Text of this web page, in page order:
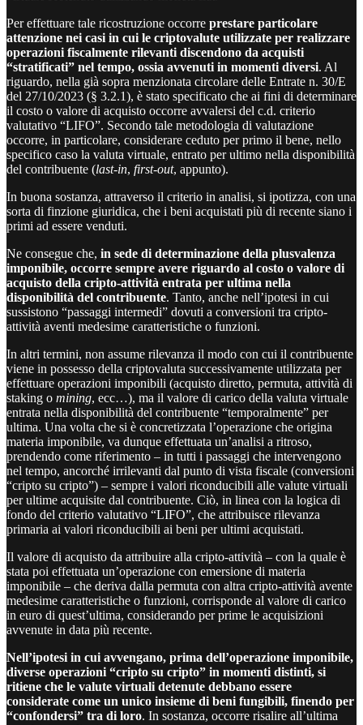
Per effettuare tale ricostruzione occorre prestare particolare
attenzione nei casi in cui le criptovalute utilizzate per realizzare
operazioni fiscalmente rilevanti discendono da acquisti
“stratificati” nel tempo, ossia avvenuti in momenti diversi. Al
riguardo, nella già sopra menzionata circolare delle Entrate n. 30/E
del 27/10/2023 (§ 3.2.1), è stato specificato che ai fini di determinare
il costo o valore di acquisto occorre avvalersi del c.d. criterio
valutativo “LIFO”. Secondo tale metodologia di valutazione
occorre, in particolare, considerare ceduto per primo il bene, nello
specifico caso la valuta virtuale, entrato per ultimo nella disponibilità
del contribuente (last-in, first-out, appunto).
In buona sostanza, attraverso il criterio in analisi, si ipotizza, con una
sorta di finzione giuridica, che i beni acquistati più di recente siano i
primi ad essere venduti.
Ne consegue che, in sede di determinazione della plusvalenza
imponibile, occorre sempre avere riguardo al costo o valore di
acquisto della cripto-attività entrata per ultima nella
disponibilità del contribuente. Tanto, anche nell’ipotesi in cui
sussistono “passaggi intermedi” dovuti a conversioni tra cripto-
attività aventi medesime caratteristiche o funzioni.
In altri termini, non assume rilevanza il modo con cui il contribuente
viene in possesso della criptovaluta successivamente utilizzata per
effettuare operazioni imponibili (acquisto diretto, permuta, attività di
staking o mining, ecc…), ma il valore di carico della valuta virtuale
entrata nella disponibilità del contribuente “temporalmente” per
ultima. Una volta che si è concretizzata l’operazione che origina
materia imponibile, va dunque effettuata un’analisi a ritroso,
prendendo come riferimento – in tutti i passaggi che intervengono
nel tempo, ancorché irrilevanti dal punto di vista fiscale (conversioni
“cripto su cripto”) – sempre i valori riconducibili alle valute virtuali
per ultime acquisite dal contribuente. Ciò, in linea con la logica di
fondo del criterio valutativo “LIFO”, che attribuisce rilevanza
primaria ai valori riconducibili ai beni per ultimi acquistati.
Il valore di acquisto da attribuire alla cripto-attività – con la quale è
stata poi effettuata un’operazione con emersione di materia
imponibile – che deriva dalla permuta con altra cripto-attività avente
medesime caratteristiche o funzioni, corrisponde al valore di carico
in euro di quest’ultima, considerando per prime le acquisizioni
avvenute in data più recente.
Nell’ipotesi in cui avvengano, prima dell’operazione imponibile,
diverse operazioni “cripto su cripto” in momenti distinti, si
ritiene che le valute virtuali detenute debbano essere
considerate come un unico insieme di beni fungibili, finendo per
“confondersi” tra di loro. In sostanza, occorre risalire all’ultima